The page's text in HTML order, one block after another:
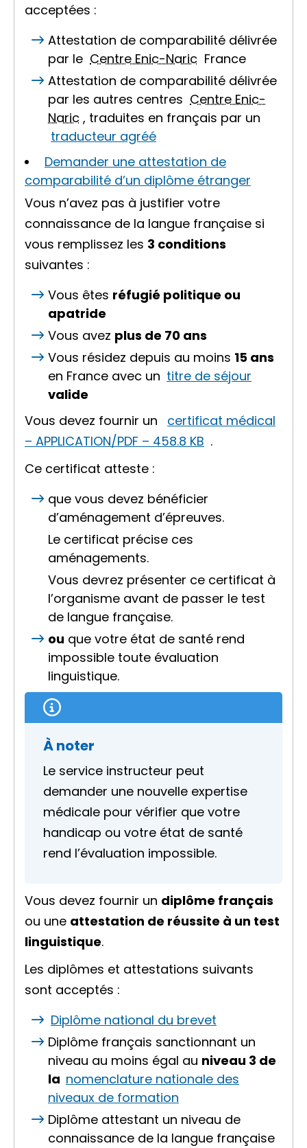
acceptées :
Attestation de comparabilité délivrée
par le Centre Enic-Naric France
Attestation de comparabilité délivrée
par les autres centres Centre Enic-
Naric , traduites en français par un
traducteur agréé
Demander une attestation de
comparabilité d’un diplôme étranger
Vous n’avez pas à justifier votre
connaissance de la langue française si
vous remplissez les 3 conditions
suivantes :
Vous êtes réfugié politique ou
apatride
Vous avez plus de 70 ans
Vous résidez depuis au moins 15 ans
en France avec un titre de séjour
valide
Vous devez fournir un
certificat médical
– APPLICATION/PDF – 458.8 KB .
Ce certificat atteste :
que vous devez bénéficier
d’aménagement d’épreuves.
Le certificat précise ces
aménagements.
Vous devrez présenter ce certificat à
l’organisme avant de passer le test
de langue française.
ou que votre état de santé rend
impossible toute évaluation
linguistique.
À noter
Le service instructeur peut
demander une nouvelle expertise
médicale pour vérifier que votre
handicap ou votre état de santé
rend l’évaluation impossible.
Vous devez fournir un diplôme français
ou une attestation de réussite à un test
linguistique.
Les diplômes et attestations suivants
sont acceptés :
Diplôme national du brevet
Diplôme français sanctionnant un
niveau au moins égal au niveau 3 de
la nomenclature nationale des
niveaux de formation
Diplôme attestant un niveau de
connaissance de la langue française